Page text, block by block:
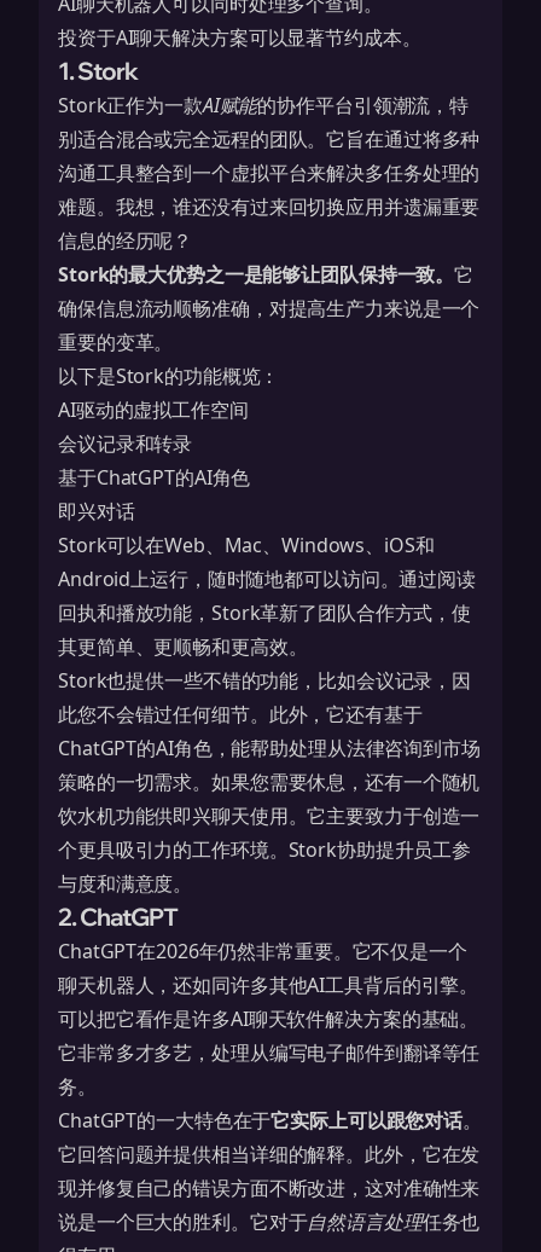
投资于AI聊天解决方案可以显著节约成本。
1. Stork
Stork正作为一款AI赋能的协作平台引领潮流，特
别适合混合或完全远程的团队。它旨在通过将多种
沟通工具整合到一个虚拟平台来解决多任务处理的
难题。我想，谁还没有过来回切换应用并遗漏重要
信息的经历呢？
Stork的最大优势之一是能够让团队保持一致。它
确保信息流动顺畅准确，对提高生产力来说是一个
重要的变革。
以下是Stork的功能概览：
AI驱动的虚拟工作空间
会议记录和转录
基于ChatGPT的AI角色
即兴对话
Stork可以在Web、Mac、Windows、iOS和
Android上运行，随时随地都可以访问。通过阅读
回执和播放功能，Stork革新了团队合作方式，使
其更简单、更顺畅和更高效。
Stork也提供一些不错的功能，比如会议记录 ，因
此您不会错过任何细节。此外，它还有基于
ChatGPT的AI角色，能帮助处理从法律咨询到市场
策略的一切需求。如果您需要休息，还有一个随机
饮水机功能供即兴聊天使用。它主要致力于创造一
个更具吸引力的工作环境。Stork协助提升员工参
与度和满意度。
2. ChatGPT
ChatGPT在2026年仍然非常重要。它不仅是一个
聊天机器人，还如同许多其他AI工具背后的引擎。
可以把它看作是许多AI聊天软件解决方案的基础。
它非常多才多艺，处理从编写电子邮件到翻译等任
务。
ChatGPT的一大特色在于它实际上可以跟您对话。
它回答问题并提供相当详细的解释。此外，它在发
现并修复自己的错误方面不断改进，这对准确性来
说是一个巨大的胜利。它对于自然语言处理任务也